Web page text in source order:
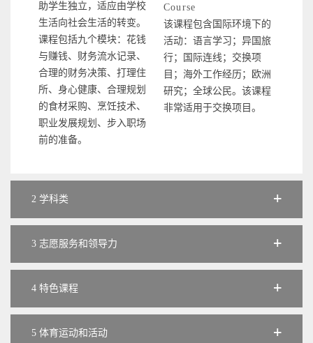
助学生独立，适应由学校
生活向社会生活的转变。
课程包括九个模块：花钱
与赚钱、财务流水记录、
合理的财务决策、打理住
所、身心健康、合理规划
的食材采购、烹饪技术、
职业发展规划、步入职场
前的准备。
Course
该课程包含国际环境下的
活动：语言学习；异国旅
行；国际连线；交换项
目；海外工作经历；欧洲
研究；全球公民。该课程
非常适用于交换项目。
2 学科类
3 志愿服务和领导力
4 特色课程
5 体育运动和活动